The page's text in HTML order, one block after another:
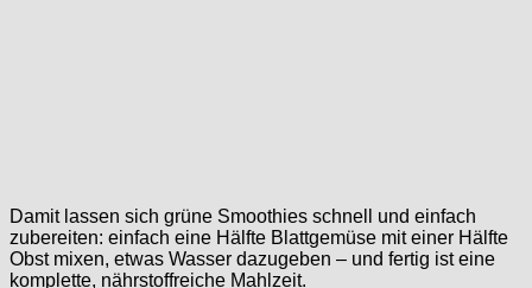
Damit lassen sich grüne Smoothies schnell und einfach
zubereiten: einfach eine Hälfte Blattgemüse mit einer Hälfte
Obst mixen, etwas Wasser dazugeben – und fertig ist eine
komplette, nährstoffreiche Mahlzeit.